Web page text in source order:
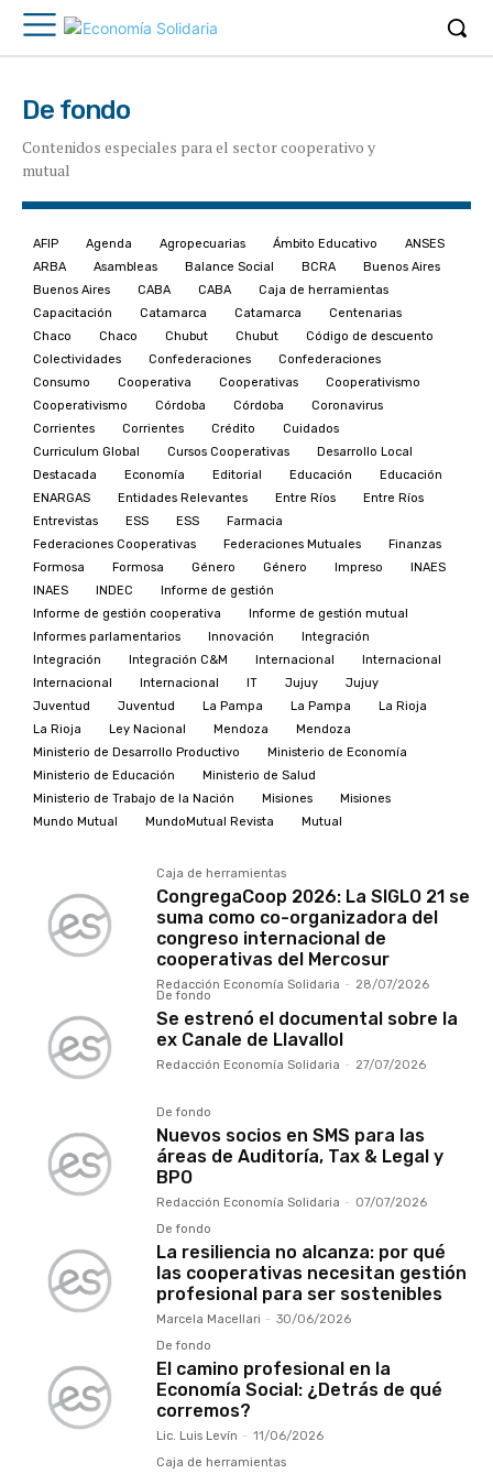
De fondo
Contenidos especiales para el sector cooperativo y
mutual
AFIP Agenda Agropecuarias Ámbito Educativo
ANSES
ARBA
Asambleas Balance Social BCRA
Buenos Aires
Buenos Aires
CABA CABA
Caja de herramientas
Capacitación
Catamarca Catamarca
Centenarias
Chaco
Chaco Chubut Chubut
Código de descuento
Colectividades
Confederaciones
Confederaciones
Consumo
Cooperativa Cooperativas
Cooperativismo
Cooperativismo
Córdoba Córdoba
Coronavirus
Corrientes
Corrientes Crédito
Cuidados
Curriculum Global
Cursos Cooperativas
Desarrollo Local
Destacada
Economía Editorial Educación
Educación
ENARGAS
Entidades Relevantes Entre Ríos
Entre Ríos
Entrevistas
ESS ESS
Farmacia
Federaciones Cooperativas
Federaciones Mutuales
Finanzas
Formosa
Formosa Género Género Impreso
INAES
INAES
INDEC
Informe de gestión
Informe de gestión cooperativa
Informe de gestión mutual
Informes parlamentarios
Innovación
Integración
Integración
Integración C&M Internacional
Internacional
Internacional
Internacional IT Jujuy
Jujuy
Juventud
Juventud La Pampa La Pampa
La Rioja
La Rioja
Ley Nacional Mendoza
Mendoza
Ministerio de Desarrollo Productivo
Ministerio de Economía
Ministerio de Educación
Ministerio de Salud
Ministerio de Trabajo de la Nación
Misiones
Misiones
Mundo Mutual
MundoMutual Revista Mutual
Caja de herramientas
CongregaCoop 2026: La SIGLO 21 se
suma como co-organizadora del
congreso internacional de
cooperativas del Mercosur
Redacción Economía Solidaria - 28/07/2026
De fondo
Se estrenó el documental sobre la
ex Canale de Llavallol
Redacción Economía Solidaria - 27/07/2026
De fondo
Nuevos socios en SMS para las
áreas de Auditoría, Tax & Legal y
BPO
Redacción Economía Solidaria - 07/07/2026
De fondo
La resiliencia no alcanza: por qué
las cooperativas necesitan gestión
profesional para ser sostenibles
Marcela Macellari - 30/06/2026
De fondo
El camino profesional en la
Economía Social: ¿Detrás de qué
corremos?
Lic. Luis Levín - 11/06/2026
Caja de herramientas